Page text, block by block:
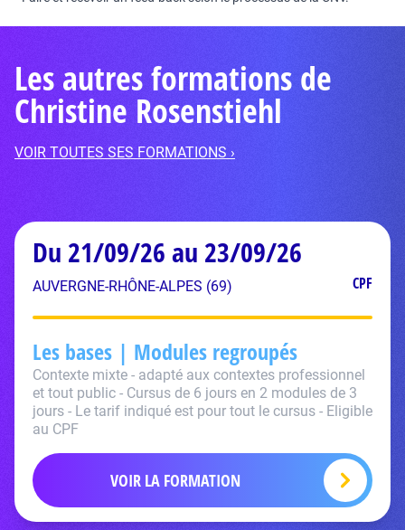
Les autres formations de
Christine Rosenstiehl
VOIR TOUTES SES FORMATIONS ›
Du 21/09/26 au 23/09/26
AUVERGNE-RHÔNE-ALPES (69) CPF
Les bases | Modules regroupés
Contexte mixte - adapté aux contextes professionnel
et tout public - Cursus de 6 jours en 2 modules de 3
jours - Le tarif indiqué est pour tout le cursus - Eligible
au CPF
VOIR LA FORMATION